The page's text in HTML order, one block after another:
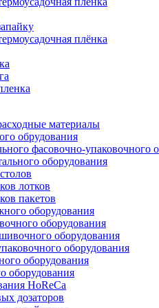
плёнка
материалы
обрудования
фасовочно-упаковочного
оборудования
лотков
пакетов
оборудования
оборудования
оборудования
оборудования
оборудования
оборудования
HoReCa
дозаторов